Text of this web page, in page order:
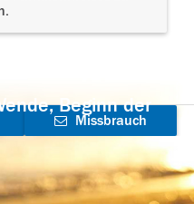
Beginn der
Missbrauch